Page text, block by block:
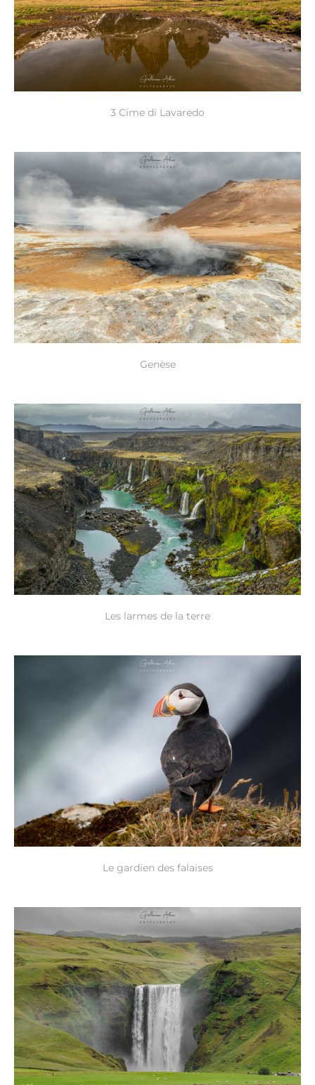
3 Cime di Lavaredo
Genèse
Les larmes de la terre
Le gardien des falaises